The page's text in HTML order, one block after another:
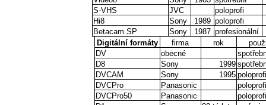
S-VHS
JVC
poloprofi
Hi8
Sony 1989 poloprofi
Betacam SP
Sony 1987 profesionální
Digitální formáty
firma rok
DV
obecné
D8
Sony 1999
DVCAM
Sony 1995 poloprofi
DVCPro
Panasonic
poloprofi
DVCPro50
Panasonic
poloprofi